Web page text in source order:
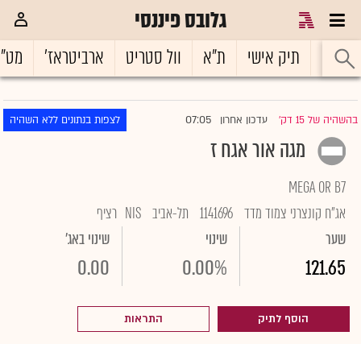
גלובס פיננסי
ראשי תיק אישי ת"א וול סטריט ארביטראז'
בהשהיה של 15 דק' |עדכון אחרון 07:05 לצפות בנתונים ללא השהיה
מגה אור אגח ז
MEGA OR B7
אג"ח קונצרני צמוד מדד 1141696 תל-אביב NIS רציף
שער
121.65
שינוי
0.00%
שינוי באג'
0.00
הוסף לתיק התראות